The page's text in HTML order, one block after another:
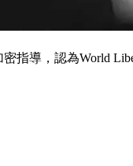
指導，認為World